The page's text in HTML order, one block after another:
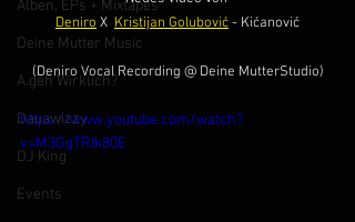
Alben, EPs + Mixtapes
Deine Mutter Music
A.geh Wirklich?
Dauawizzy
DJ King
Events
Deniro X Kristijan Golubović - Kićanović
(Deniro Vocal Recording @ Deine MutterStudio)
https://www.youtube.com/watch?
v=M3GgTRIk80E